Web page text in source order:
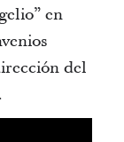
en
del